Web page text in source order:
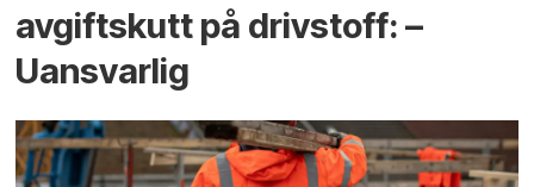
avgiftskutt på drivstoff: –
Uansvarlig